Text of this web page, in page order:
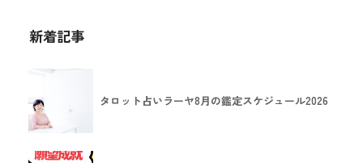
新着記事
タロット占いラーヤ8月の鑑定スケジュール2026